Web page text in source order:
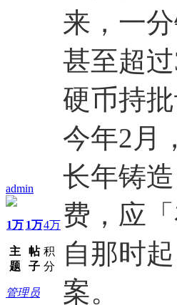
admin
1万
主
题
1万
帖
子
4万
积
分
管理员
来，一
甚至超
硬币持
今年2月
长年铸
费，应
自那时
案。